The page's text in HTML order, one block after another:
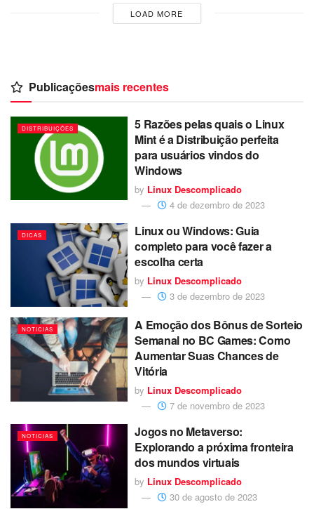
LOAD MORE
Publicaçõesmais recentes
DISTRIBUIÇÕES
5 Razões pelas quais o Linux
Mint é a Distribuição perfeita
para usuários vindos do
Windows
by Linux Descomplicado
4 de dezembro de 2023
DICAS
Linux ou Windows: Guia
completo para você fazer a
escolha certa
by Linux Descomplicado
3 de dezembro de 2023
NOTICIAS
A Emoção dos Bônus de Sorteio
Semanal no BC Games: Como
Aumentar Suas Chances de
Vitória
by Linux Descomplicado
7 de novembro de 2023
NOTICIAS
Jogos no Metaverso:
Explorando a próxima fronteira
dos mundos virtuais
by Linux Descomplicado
30 de agosto de 2023